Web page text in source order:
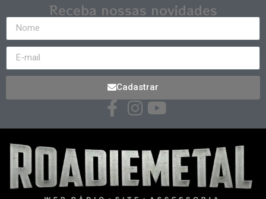
Receba nossas novidades
Cadastrar